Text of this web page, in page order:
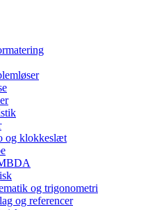
og klokkeslæt
og trigonometri
og referencer